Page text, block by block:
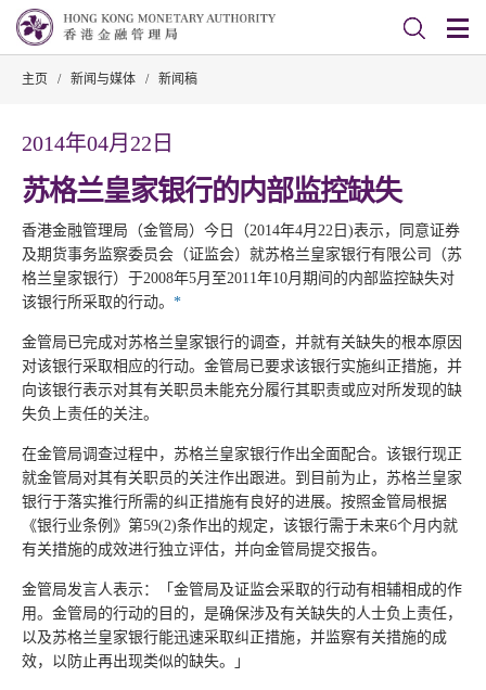
主页 / 新闻与媒体 / 新闻稿
2014年04月22日
苏格兰皇家银行的内部监控缺失
香港金融管理局（金管局）今日（2014年4月22日)表示，同意证券
及期货事务监察委员会（证监会）就苏格兰皇家银行有限公司（苏
格兰皇家银行）于2008年5月至2011年10月期间的内部监控缺失对
该银行所采取的行动。 *
金管局已完成对苏格兰皇家银行的调查，并就有关缺失的根本原因
对该银行采取相应的行动。金管局已要求该银行实施纠正措施，并
向该银行表示对其有关职员未能充分履行其职责或应对所发现的缺
失负上责任的关注。
在金管局调查过程中，苏格兰皇家银行作出全面配合。该银行现正
就金管局对其有关职员的关注作出跟进。到目前为止，苏格兰皇家
银行于落实推行所需的纠正措施有良好的进展。按照金管局根据
《银行业条例》第59(2)条作出的规定，该银行需于未来6个月内就
有关措施的成效进行独立评估，并向金管局提交报告。
金管局发言人表示：「金管局及证监会采取的行动有相辅相成的作
用。金管局的行动的目的，是确保涉及有关缺失的人士负上责任，
以及苏格兰皇家银行能迅速采取纠正措施，并监察有关措施的成
效，以防止再出现类似的缺失。」